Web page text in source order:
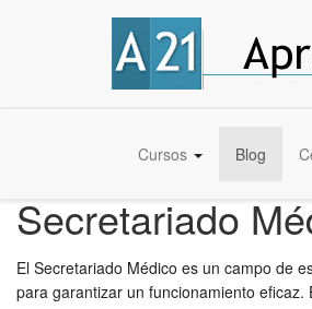
Cursos Blog
Secretariado
El Secretariado Médico es un campo de
para garantizar un funcionamiento